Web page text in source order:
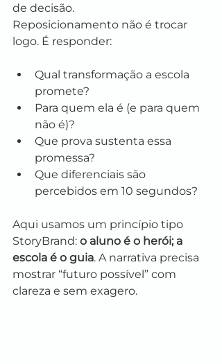
de decisão.
Reposicionamento não é trocar
logo. É responder:
Qual transformação a escola
promete?
Para quem ela é (e para quem
não é)?
Que prova sustenta essa
promessa?
Que diferenciais são
percebidos em 10 segundos?
Aqui usamos um princípio tipo
StoryBrand: o aluno é o herói; a
escola é o guia. A narrativa precisa
mostrar “futuro possível” com
clareza e sem exagero.